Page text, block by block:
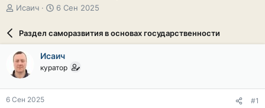
А
о
р
т
е
м
ы
Исаич
Д
а
а
ч
л
6 Сен 2025
Раздел саморазвития в основах государственности
Исаич
куратор
6 Сен 2025 #1